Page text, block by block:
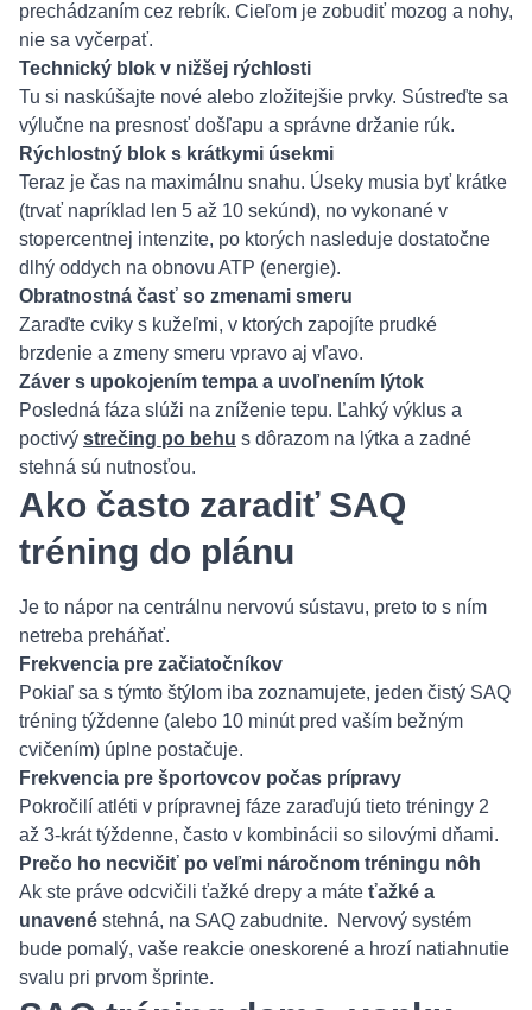
prechádzaním cez rebrík. Cieľom je zobudiť mozog a nohy,
nie sa vyčerpať.
Technický blok v nižšej rýchlosti
Tu si naskúšajte nové alebo zložitejšie prvky. Sústreďte sa
výlučne na presnosť došľapu a správne držanie rúk.
Rýchlostný blok s krátkymi úsekmi
Teraz je čas na maximálnu snahu. Úseky musia byť krátke
(trvať napríklad len 5 až 10 sekúnd), no vykonané v
stopercentnej intenzite, po ktorých nasleduje dostatočne
dlhý oddych na obnovu ATP (energie).
Obratnostná časť so zmenami smeru
Zaraďte cviky s kužeľmi, v ktorých zapojíte prudké
brzdenie a zmeny smeru vpravo aj vľavo.
Záver s upokojením tempa a uvoľnením lýtok
Posledná fáza slúži na zníženie tepu. Ľahký výklus a
poctivý strečing po behu s dôrazom na lýtka a zadné
stehná sú nutnosťou.
Ako často zaradiť SAQ
tréning do plánu
Je to nápor na centrálnu nervovú sústavu, preto to s ním
netreba preháňať.
Frekvencia pre začiatočníkov
Pokiaľ sa s týmto štýlom iba zoznamujete, jeden čistý SAQ
tréning týždenne (alebo 10 minút pred vaším bežným
cvičením) úplne postačuje.
Frekvencia pre športovcov počas prípravy
Pokročilí atléti v prípravnej fáze zaraďujú tieto tréningy 2
až 3-krát týždenne, často v kombinácii so silovými dňami.
Prečo ho necvičiť po veľmi náročnom tréningu nôh
Ak ste práve odcvičili ťažké drepy a máte ťažké a
unavené stehná, na SAQ zabudnite. Nervový systém
bude pomalý, vaše reakcie oneskorené a hrozí natiahnutie
svalu pri prvom šprinte.